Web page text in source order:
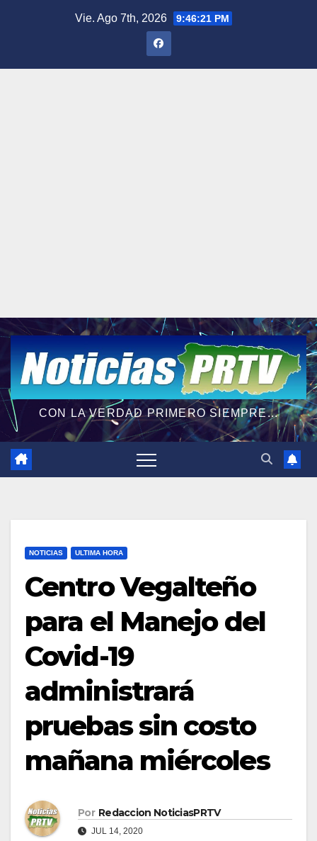
Vie. Ago 7th, 2026 9:46:22 PM
CON LA VERDAD PRIMERO SIEMPRE...
NOTICIAS ULTIMA HORA
Centro Vegalteño
para el Manejo del
Covid-19
administrará
pruebas sin costo
mañana miércoles
Por Redaccion NoticiasPRTV
JUL 14, 2020